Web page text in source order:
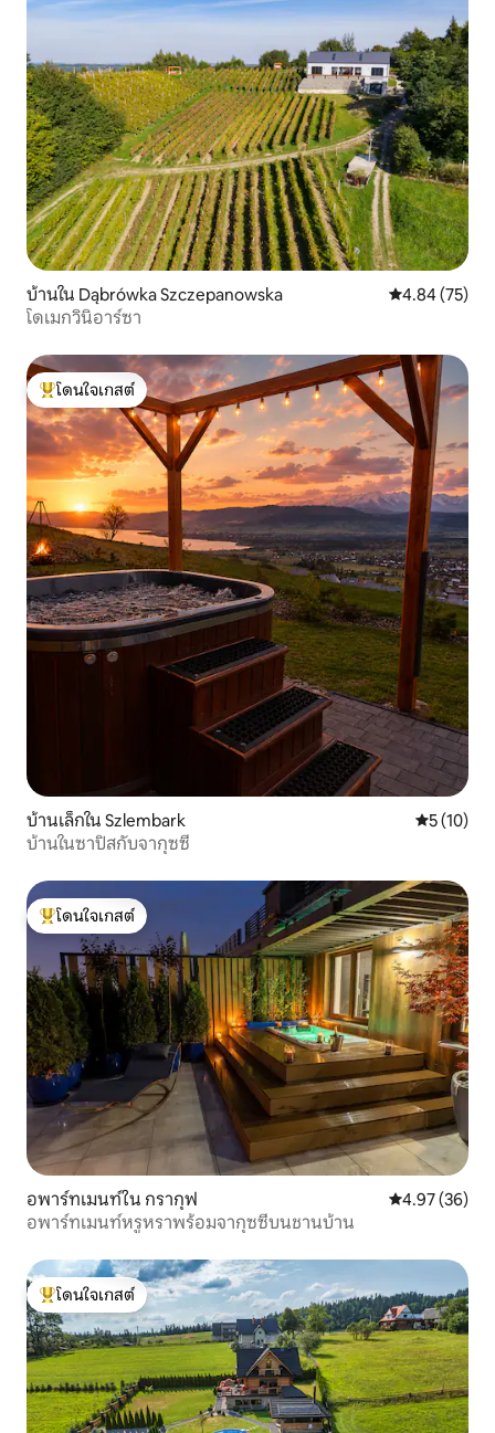
บ้านใน Dąbrówka Szczepanowska คะแนนเฉลี่ย
4.84 (75)
โดเมกวินิอาร์ซา
โดนใจเกสต์ที่สุด
โดนใจเกสต์
บ้านเล็กใน Szlembark คะแนนเฉลี่
5 (10)
บ้านในซาปิสกับจากุซซี่
โดนใจเกสต์ที่สุด
โดนใจเกสต์
อพาร์ทเมนท์ใน กรากุฟ คะแนนเฉลี่ย
4.97 (36)
อพาร์ทเมนท์หรูหราพร้อมจากุซซี่บนชานบ้าน
โดนใจเกสต์ที่สุด
โดนใจเกสต์